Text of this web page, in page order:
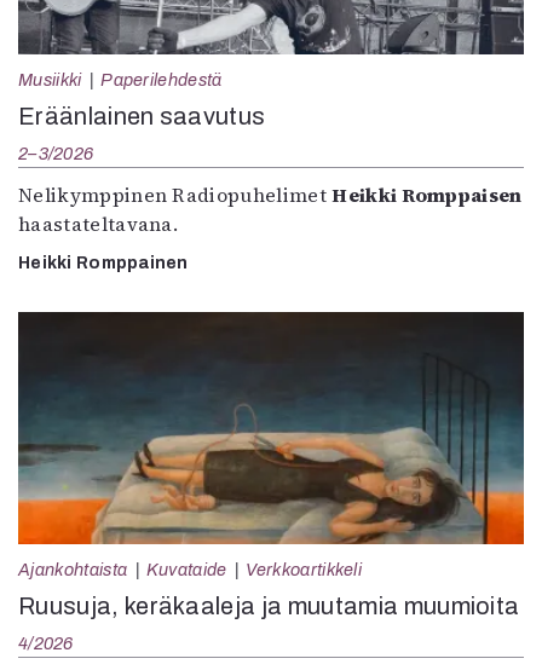
Musiikki Paperilehdestä
Eräänlainen saavutus
2–3/2026
Nelikymppinen RadiopuhelimetHeikki Romppaisen
haastateltavana.
Heikki Romppainen
Ajankohtaista Kuvataide Verkkoartikkeli
Ruusuja, keräkaaleja ja muutamia muumioita
4/2026